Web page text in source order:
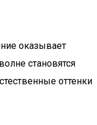
оказывает
становятся
оттенки